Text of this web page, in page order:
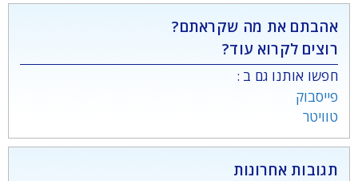
אהבתם את מה שקראתם?
רוצים לקרוא עוד?
חפשו אותנו גם ב :
פייסבוק
טוויטר
תגובות אחרונות